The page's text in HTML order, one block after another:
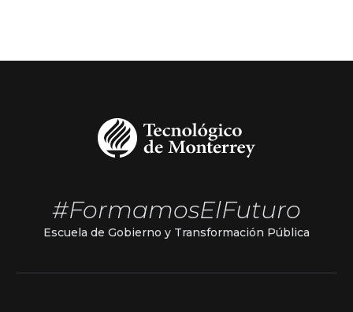
#FormamosElFuturo
Escuela de Gobierno y Transformación Pública